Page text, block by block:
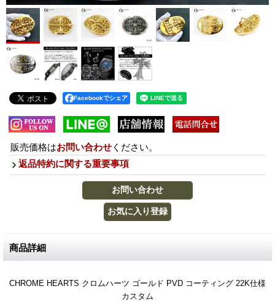
Facebookでシェア
販売価格はお問い合わせ ください。
返品特約に関する重要事項
商品詳細
CHROME HEARTS クロムハーツ ゴールド PVD コーティング 22K仕様
カスタム